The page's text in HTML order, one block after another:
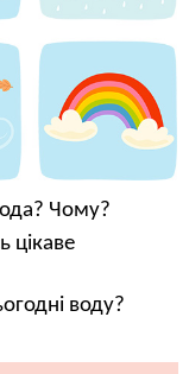
Чому?
цікаве
воду?